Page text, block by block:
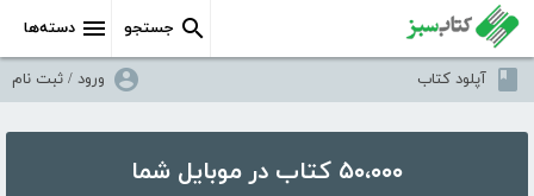
دسته‌ها جستجو
آپلود کتاب ورود / ثبت نام
۵۰،۰۰۰ کتاب در موبایل شما